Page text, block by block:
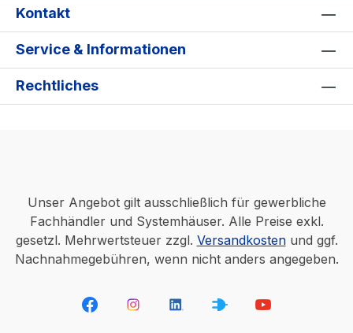
Kontakt
Service & Informationen
Rechtliches
Unser Angebot gilt ausschließlich für gewerbliche
Fachhändler und Systemhäuser. Alle Preise exkl.
gesetzl. Mehrwertsteuer zzgl. Versandkostenund ggf.
Nachnahmegebühren, wenn nicht anders angegeben.